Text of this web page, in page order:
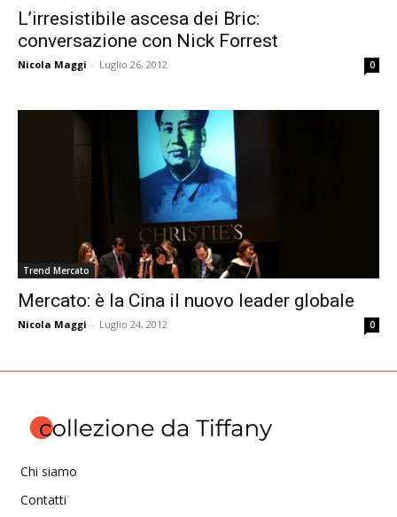
L’irresistibile ascesa dei Bric:
conversazione con Nick Forrest
Nicola Maggi - Luglio 26, 2012 0
Trend Mercato
Mercato: è la Cina il nuovo leader globale
Nicola Maggi - Luglio 24, 2012 0
Chi siamo
Contatti